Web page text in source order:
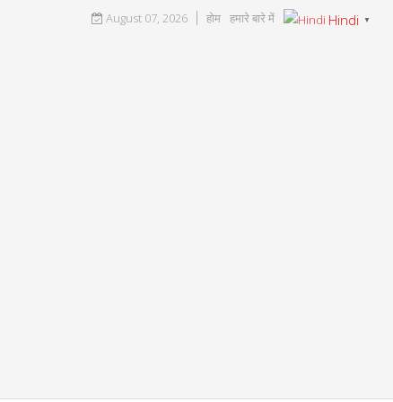
August 07, 2026 होम हमारे बारे में Hindi ▼